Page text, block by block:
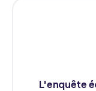
L'enquête